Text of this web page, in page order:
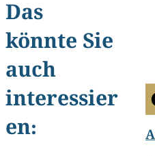
Das
könnte Sie
auch
interessier
en: